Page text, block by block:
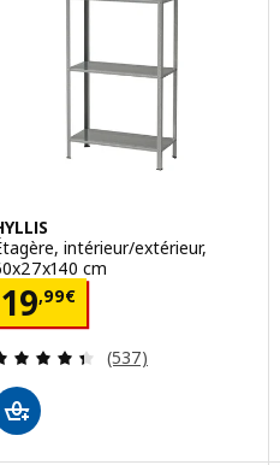
intérieur/extérieur,
cm
19,99€
19,99€
Révision: 4.4 hors
(537)